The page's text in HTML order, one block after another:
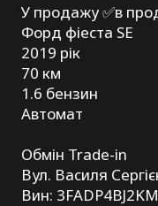
У продажу ✅в
Форд фіеста SE
2019 рік
70 км
1.6 бензин
Автомат
Обмін Trade-in
Вул. Василя
Вин: